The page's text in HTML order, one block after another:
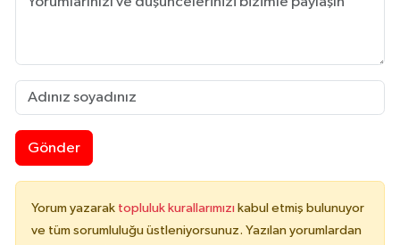
Gönder
Yorum yazarak topluluk kurallarımızı kabul etmiş bulunuyor
ve tüm sorumluluğu üstleniyorsunuz. Yazılan yorumlardan